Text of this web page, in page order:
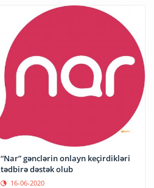
“Nar” gənclərin onlayn keçirdikləri
tədbirə dəstək olub
16-06-2020